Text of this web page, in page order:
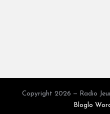
Copyright 2026 — Radio
Bloglo